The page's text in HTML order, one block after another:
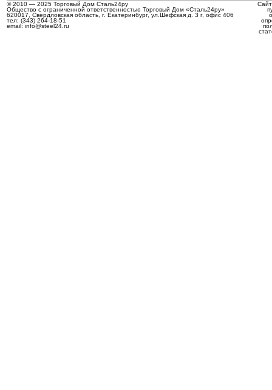
© 2010 — 2025 Торговый Дом Сталь24ру
Общество с ограниченной ответственностью Торговый Дом «Сталь24ру»
620017, Свердловская область, г. Екатеринбург, ул.Шефская д. 3 г, офис 406
тел: (343) 264-18-51
email: info@steel24.ru